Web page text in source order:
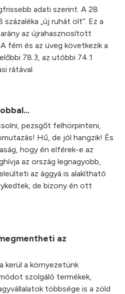
adati szerint. A 28
„új ruhát ölt”. Ez a
az újrahasznosított
fém és az üveg következik a
78.3, az utóbbi 74.1
rátával.
pezsgőt felhörpinteni,
Hű, de jól hangzik! És
hogy én elférek-e az
az ország legnagyobb,
az ággyá is alakítható
de bizony én ott
az
kerül a környezetünk
szolgáló termékek,
többsége is a zöld